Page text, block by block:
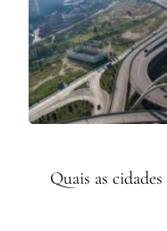
Quais as